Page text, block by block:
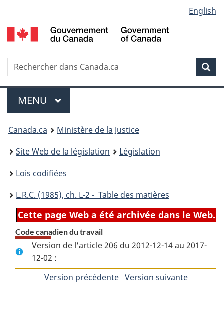
au
contenu
propos
de
la
HTML
simplifiée
selection
English
Recherche
Menu
MENU PRINCIPAL
You
are
here:
Canada.ca
Ministère de la Justice
Site Web de la législation
Législation
Lois codifiées
L.R.C. (1985), ch. L-2 - Table des matières
Cette page Web a été archivée dans le Web.
Code canadien du travail
Version de l'article 206 du 2012-12-14 au 2017-
12-02 :
Version précédentedeVersion suivantede